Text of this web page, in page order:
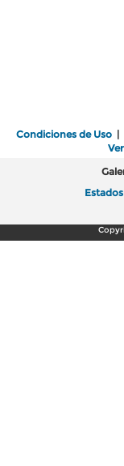
Condiciones de Uso |